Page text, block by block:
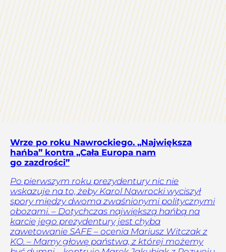
Wrze po roku Nawrockiego. „Największa
hańba” kontra „Cała Europa nam
go zazdrości”
Po pierwszym roku prezydentury nic nie
wskazuje na to, żeby Karol Nawrocki wyciszył
spory między dwoma zwaśnionymi politycznymi
obozami. – Dotychczas największą hańbą na
karcie jego prezydentury jest chyba
zawetowanie SAFE – ocenia Mariusz Witczak z
KO. – Mamy głowę państwa, z której możemy